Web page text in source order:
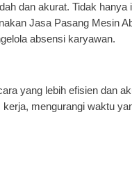
dan akurat. Tidak hanya
Jasa Pasang Mesin
absensi karyawan.
yang lebih efisien dan
mengurangi waktu